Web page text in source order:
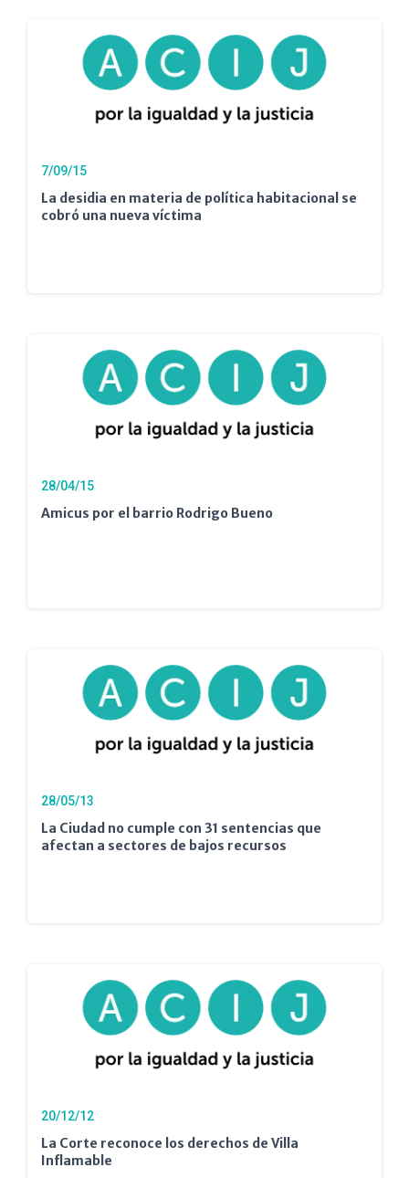
7/09/15
La desidia en materia de política habitacional se
cobró una nueva víctima
28/04/15
Amicus por el barrio Rodrigo Bueno
28/05/13
La Ciudad no cumple con 31 sentencias que
afectan a sectores de bajos recursos
20/12/12
La Corte reconoce los derechos de Villa
Inflamable